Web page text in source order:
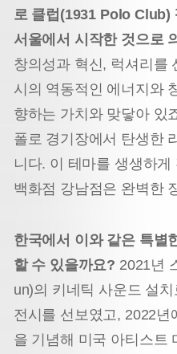
로 클럽(1931 Polo Club)
서울에서 시작한 것으로
창의성과 혁신, 럭셔리를
시의 역동적인 에너지와
향하는 가치와 맞닿아 있
폴로 경기장에서 탄생한
니다. 이 테마를 생생하
백화점 강남점은 완벽한
한국에서 이와 같은 특별
할 수 있을까요? 2021년
un)의 키네틱 사운드 설
전시를 선보였고, 2022년
을 기념해 미국 아티스트